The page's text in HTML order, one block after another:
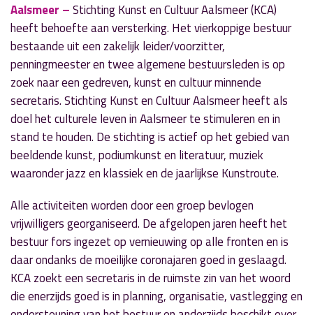
« Vorig nieuwsbericht
Dag van de Leerkracht in Aalsmeer en
Kudelstaart
5 oktober 2022
Polderbaan vijf dagen buiten gebruik
6 oktober 2022
Aalsmeer –Stichting Kunst en Cultuur Aalsmeer (KCA)
heeft behoefte aan versterking. Het vierkoppige bestuur
bestaande uit een zakelijk leider/voorzitter,
penningmeester en twee algemene bestuursleden is op
zoek naar een gedreven, kunst en cultuur minnende
secretaris. Stichting Kunst en Cultuur Aalsmeer heeft als
doel het culturele leven in Aalsmeer te stimuleren en in
stand te houden. De stichting is actief op het gebied van
beeldende kunst, podiumkunst en literatuur, muziek
waaronder jazz en klassiek en de jaarlijkse Kunstroute.
Alle activiteiten worden door een groep bevlogen
vrijwilligers georganiseerd. De afgelopen jaren heeft het
bestuur fors ingezet op vernieuwing op alle fronten en is
daar ondanks de moeilijke coronajaren goed in geslaagd.
KCA zoekt een secretaris in de ruimste zin van het woord
die enerzijds goed is in planning, organisatie, vastlegging en